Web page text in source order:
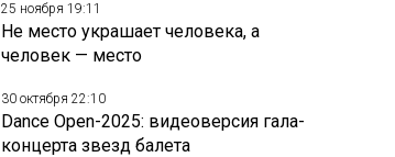
25 ноября 19:11
Не место украшает человека, а
человек — место
30 октября 22:10
Dance Open-2025: видеоверсия гала-
концерта звезд балета